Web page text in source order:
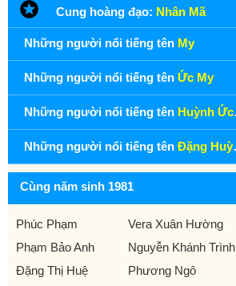
Cung hoàng đạo: Nhân Mã
Những người nổi tiếng tên My
Những người nổi tiếng tên Ức My
Những người nổi tiếng tên Huỳnh Ức My
Những người nổi tiếng tên Đặng Huỳnh Ức My
Cùng năm sinh 1981
Phúc Phạm
Vera Xuân Hường
Phạm Bảo Anh
Nguyễn Khánh Trình
Đặng Thị Huệ
Phương Ngô